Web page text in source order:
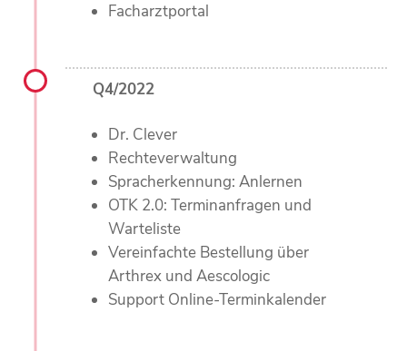
Facharztportal
Q4/2022
Dr. Clever
Rechteverwaltung
Spracherkennung: Anlernen
OTK 2.0: Terminanfragen und
Warteliste
Vereinfachte Bestellung über
Arthrex und Aescologic
Support Online-Terminkalender